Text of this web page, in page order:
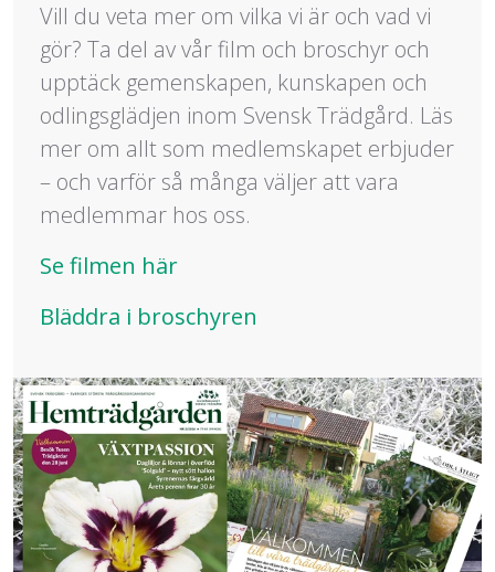
Vill du veta mer om vilka vi är och vad vi
gör? Ta del av vår film och broschyr och
upptäck gemenskapen, kunskapen och
odlingsglädjen inom Svensk Trädgård. Läs
mer om allt som medlemskapet erbjuder
– och varför så många väljer att vara
medlemmar hos oss.
Se filmen här
Bläddra i broschyren